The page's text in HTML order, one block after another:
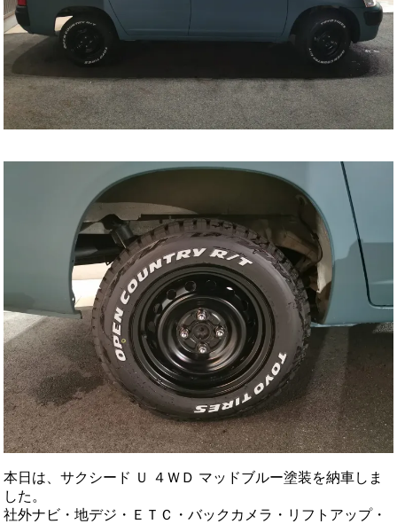
本日は、サクシード Ｕ ４ＷＤ マッドブルー塗装を納車しま
した。
社外ナビ・地デジ・ＥＴＣ・バックカメラ・リフトアップ・